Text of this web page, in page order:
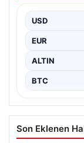
USD
EUR
ALTIN
BTC
Son Eklenen